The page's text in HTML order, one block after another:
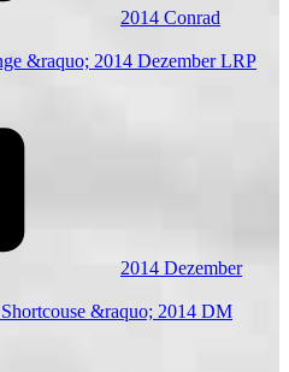
2014 Conrad
2014 Dezember